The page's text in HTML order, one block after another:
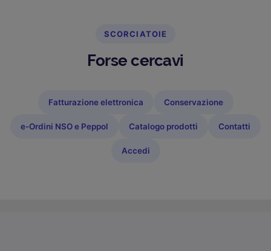
SCORCIATOIE
Forse cercavi
Fatturazione elettronica Conservazione
e-Ordini NSO e Peppol Catalogo prodotti Contatti
Accedi